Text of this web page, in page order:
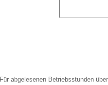
Für abgelesenen Betriebsstunden